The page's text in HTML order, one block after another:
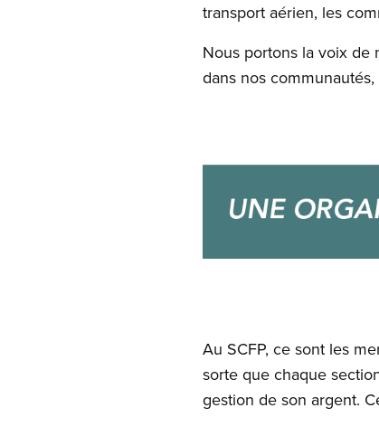
transport aérien, les
Nous portons la voix de
dans nos
Au SCFP, ce sont les
sorte que chaque
gestion de son argent.